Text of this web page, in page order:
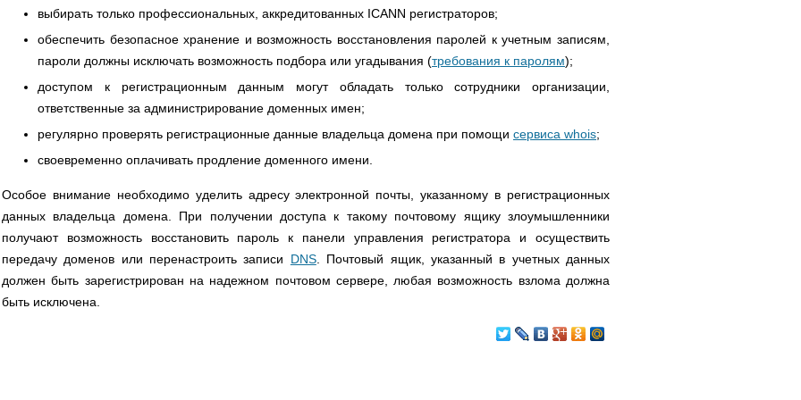
выбирать только профессиональных, аккредитованных ICANN регистраторов;
обеспечить безопасное хранение и возможность восстановления паролей к учетным записям,
пароли должны исключать возможность подбора или угадывания (требования к паролям);
доступом к регистрационным данным могут обладать только сотрудники организации,
ответственные за администрирование доменных имен;
регулярно проверять регистрационные данные владельца домена при помощи сервиса whois;
своевременно оплачивать продление доменного имени.
Особое внимание необходимо уделить адресу электронной почты, указанному в регистрационных
данных владельца домена. При получении доступа к такому почтовому ящику злоумышленники
получают возможность восстановить пароль к панели управления регистратора и осуществить
передачу доменов или перенастроить записи DNS. Почтовый ящик, указанный в учетных данных
должен быть зарегистрирован на надежном почтовом сервере, любая возможность взлома должна
быть исключена.